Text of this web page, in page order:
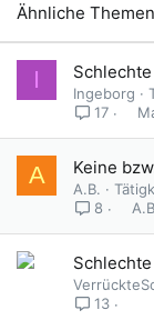
Ähnliche Themen
I Ingeborg
17
A Keine
A.B.
8
13